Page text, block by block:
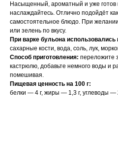
Насыщенный, ароматный и уже готов
наслаждайтесь. Отлично подойдёт
самостоятельное блюдо. При
или зелень по вкусу.
При варке бульона использовались
сахарные кости, вода, соль, лук,
Способ приготовления: переложите
кастрюлю, добавьте немного воды и
помешивая.
Пищевая ценность на 100 г:
белки — 4 г, жиры — 1,3 г, углеводы —